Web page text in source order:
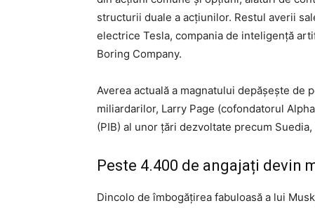
structurii duale a acțiunilor. Restul averii
electrice Tesla, compania de inteligență
Boring Company.
Averea actuală a magnatului depășește
miliardarilor, Larry Page (cofondatorul
(PIB) al unor țări dezvoltate precum
Peste 4.400 de angajați devin
Dincolo de îmbogățirea fabuloasă a lui